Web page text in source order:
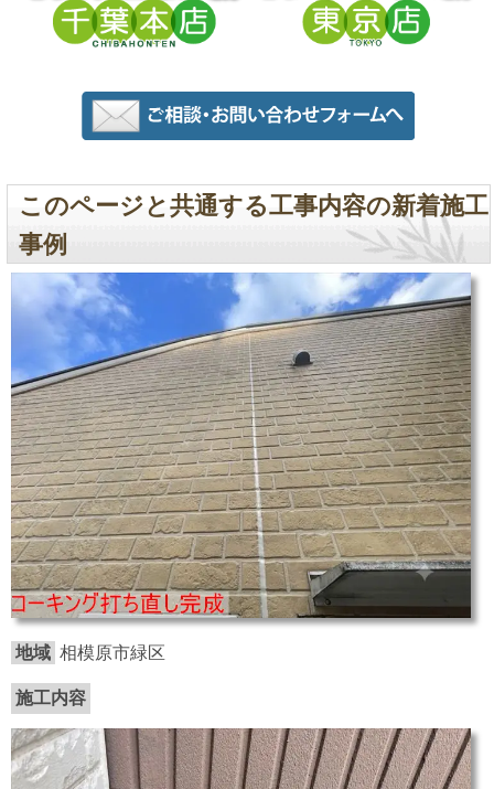
このページと共通する工事内容の新着施工
事例
地域 相模原市緑区
施工内容